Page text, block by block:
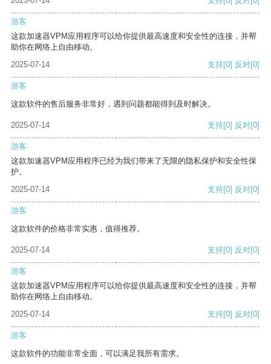
游客
这款加速器VPM应用程序可以给你提供最高速度和安全性的连接，并帮
助你在网络上自由移动。
2025-07-14
支持[0] 反对[0]
游客
这款软件的售后服务非常好，遇到问题都能得到及时解决。
2025-07-14 支持[0] 反对[0]
游客
这款加速器VPM应用程序已经为我们带来了无限的隐私保护和安全性保
护。
2025-07-14
支持[0] 反对[0]
游客
这款软件的价格非常实惠，值得推荐。
2025-07-14 支持[0] 反对[0]
游客
这款加速器VPM应用程序可以给你提供最高速度和安全性的连接，并帮
助你在网络上自由移动。
2025-07-14
支持[0] 反对[0]
游客
这款软件的功能非常全面，可以满足我所有需求。